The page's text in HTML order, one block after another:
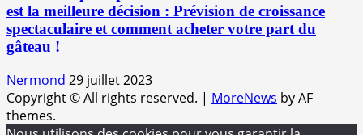
est la meilleure décision : Prévision de croissance
spectaculaire et comment acheter votre part du
gâteau !
Nermond 29 juillet 2023
Copyright © All rights reserved. | MoreNews by AF
themes.